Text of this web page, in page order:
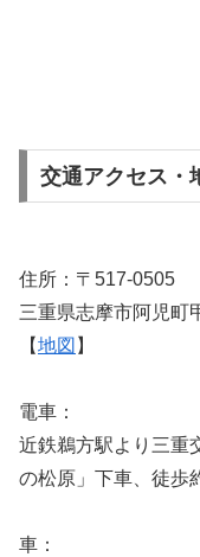
交通アクセス・
住所：〒517-0505
三重県志摩市阿児町
【地図 】
電車：
近鉄鵜方駅より三重
の松原」下車、徒歩
車：